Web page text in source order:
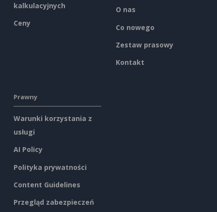
kalkulacyjnych
Ceny
O nas
Co nowego
Zestaw prasowy
Kontakt
Prawny
Warunki korzystania z
usługi
AI Policy
Polityka prywatności
Content Guidelines
Przegląd zabezpieczeń